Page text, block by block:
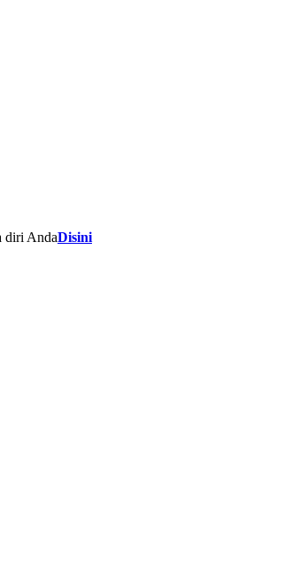
diri AndaDisini